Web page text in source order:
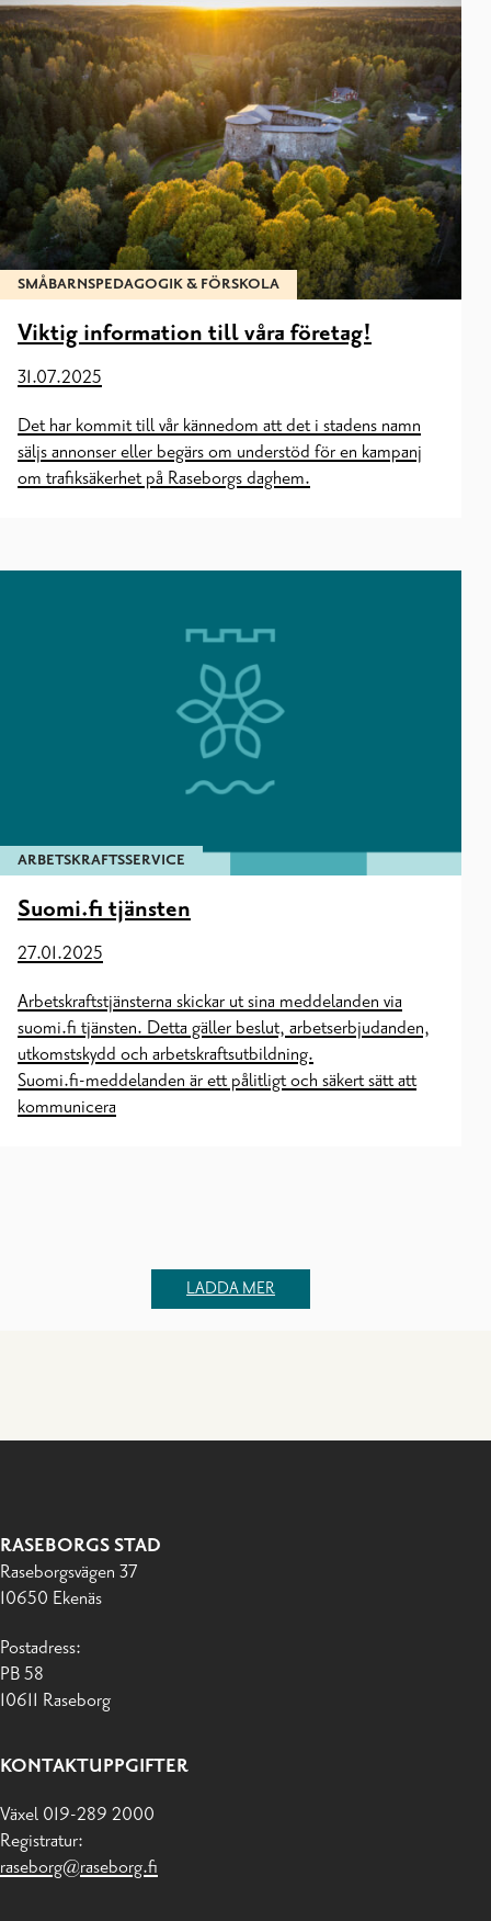
SMÅBARNSPEDAGOGIK & FÖRSKOLA
Viktig information till våra företag!
31.07.2025
Det har kommit till vår kännedom att det i stadens namn
säljs annonser eller begärs om understöd för en kampanj
om trafiksäkerhet på Raseborgs daghem.
ARBETSKRAFTSSERVICE
Suomi.fi tjänsten
27.01.2025
Arbetskraftstjänsterna skickar ut sina meddelanden via
suomi.fi tjänsten. Detta gäller beslut, arbetserbjudanden,
utkomstskydd och arbetskraftsutbildning.
Suomi.fi-meddelanden är ett pålitligt och säkert sätt att
kommunicera
LADDA MER
RASEBORGS STAD
Raseborgsvägen 37
10650 Ekenäs
Postadress:
PB 58
10611 Raseborg
KONTAKTUPPGIFTER
Växel 019-289 2000
Registratur:
raseborg@raseborg.fi